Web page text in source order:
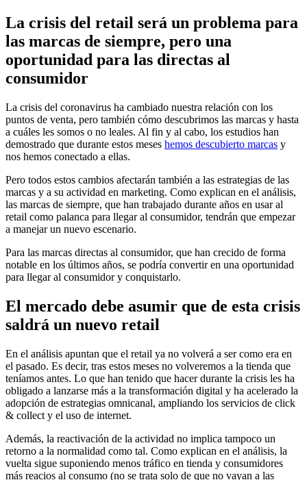
La crisis del retail será un problema para
las marcas de siempre, pero una
oportunidad para las directas al
consumidor
La crisis del coronavirus ha cambiado nuestra relación con los
puntos de venta, pero también cómo descubrimos las marcas y hasta
a cuáles les somos o no leales. Al fin y al cabo, los estudios han
demostrado que durante estos meses hemos descubierto marcas y
nos hemos conectado a ellas.
Pero todos estos cambios afectarán también a las estrategias de las
marcas y a su actividad en marketing. Como explican en el análisis,
las marcas de siempre, que han trabajado durante años en usar al
retail como palanca para llegar al consumidor, tendrán que empezar
a manejar un nuevo escenario.
Para las marcas directas al consumidor, que han crecido de forma
notable en los últimos años, se podría convertir en una oportunidad
para llegar al consumidor y conquistarlo.
El mercado debe asumir que de esta crisis
saldrá un nuevo retail
En el análisis apuntan que el retail ya no volverá a ser como era en
el pasado. Es decir, tras estos meses no volveremos a la tienda que
teníamos antes. Lo que han tenido que hacer durante la crisis les ha
obligado a lanzarse más a la transformación digital y ha acelerado la
adopción de estrategias omnicanal, ampliando los servicios de click
& collect y el uso de internet.
Además, la reactivación de la actividad no implica tampoco un
retorno a la normalidad como tal. Como explican en el análisis, la
vuelta sigue suponiendo menos tráfico en tienda y consumidores
más reacios al consumo (no se trata solo de que no vayan a las